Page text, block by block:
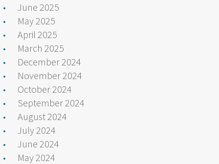
June 2025
May 2025
April 2025
March 2025
December 2024
November 2024
October 2024
September 2024
August 2024
July 2024
June 2024
May 2024